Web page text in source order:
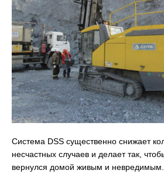
Система DSS существенно снижает
несчастных случаев и делает так,
вернулся домой живым и невредимым.